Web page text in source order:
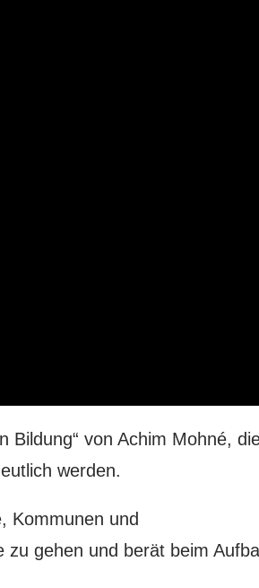
Bildung“ von Achim Mohné,
werden.
Kommunen und
gehen und berät beim